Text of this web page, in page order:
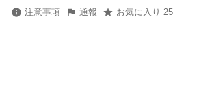
注意事項 通報 お気に入り 25